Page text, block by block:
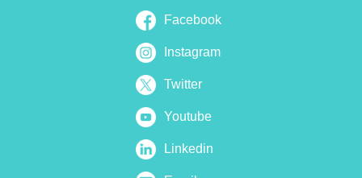
Facebook
Instagram
Twitter
Youtube
Linkedin